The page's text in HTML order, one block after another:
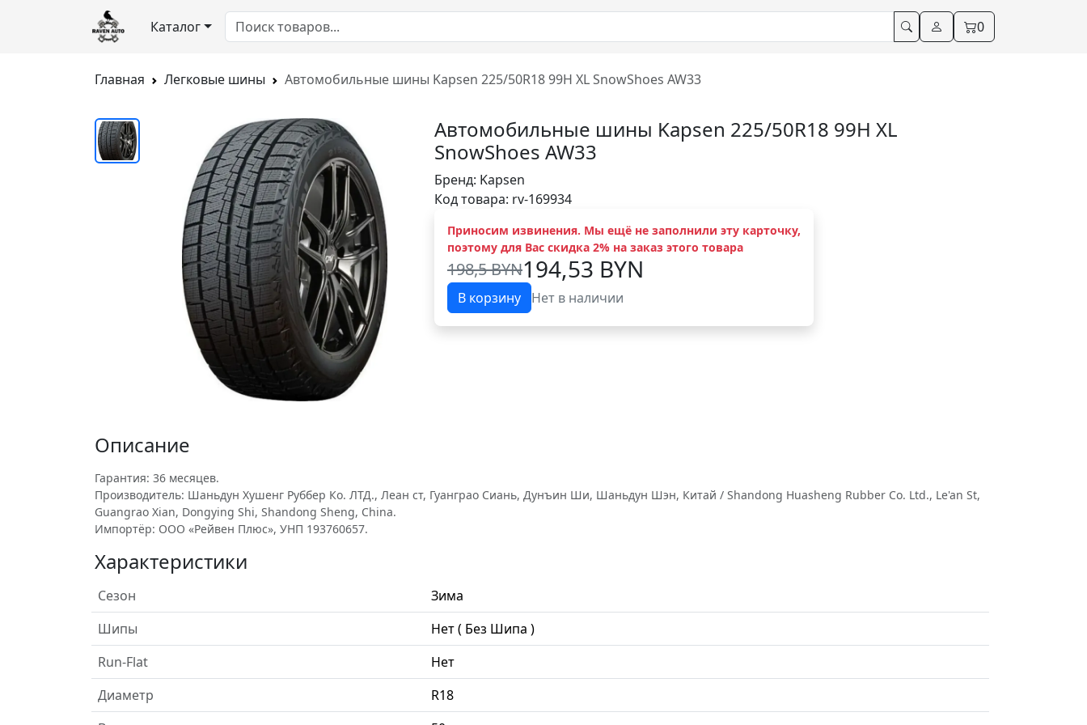
Каталог 0
Главная Легковые шины Автомобильные шины Kapsen 225/50R18 99H XL SnowShoes AW33
Автомобильные шины Kapsen 225/50R18 99H XL
SnowShoes AW33
Бренд: Kapsen
Код товара: rv-169934
Приносим извинения. Мы ещё не заполнили эту карточку,
поэтому для Вас скидка 2% на заказ этого товара
198,5 BYN194,53 BYN
В корзину Нет в наличии
Описание
Гарантия: 36 месяцев.
Производитель: Шаньдун Хушенг Руббер Ко. ЛТД., Леан ст, Гуанграо Сиань, Дунъин Ши, Шаньдун Шэн, Китай / Shandong Huasheng Rubber Co. Ltd., Le'an St,
Guangrao Xian, Dongying Shi, Shandong Sheng, China.
Импортёр: ООО «Рейвен Плюс», УНП 193760657.
Характеристики
Сезон
Зима
Шипы
Нет ( Без Шипа )
Run-Flat
Нет
Диаметр
R18